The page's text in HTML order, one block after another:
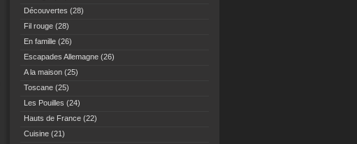
Découvertes (28)
Fil rouge (28)
En famille (26)
Escapades Allemagne (26)
A la maison (25)
Toscane (25)
Les Pouilles (24)
Hauts de France (22)
Cuisine (21)